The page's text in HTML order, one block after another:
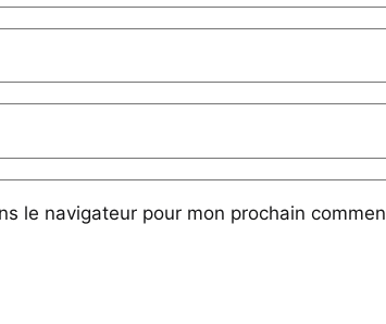
le navigateur pour mon prochain